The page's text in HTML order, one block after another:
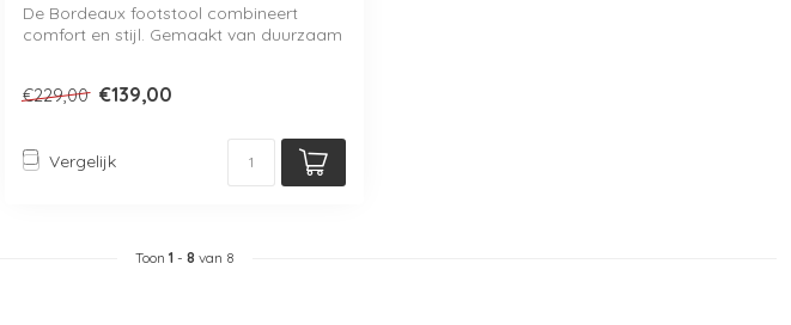
De Bordeaux footstool combineert
comfort en stijl. Gemaakt van duurzaam
€229,00 €139,00
Vergelijk
Toon 1- 8 van 8